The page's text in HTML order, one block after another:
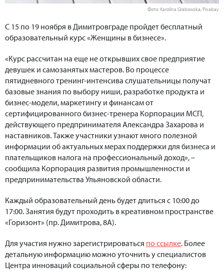
Фото: Karolina Grabowska, Pixabay
С 15 по 19 ноября в Димитровграде пройдет бесплатный
образовательный курс «Женщины в бизнесе».
«Курс рассчитан на еще не открывших свое предприятие
девушек и самозанятых мастеров. Во процессе
пятидневного тренинг-интенсива слушательницы получат
базовые знания по выбору ниши, разработке продукта и
бизнес-модели, маркетингу и финансам от
сертифицированного бизнес-тренера Корпорации МСП,
действующего предпринимателя Александра Захарова и
наставников. Также участники узнают много полезной
информации об актуальных мерах поддержки для бизнеса и
плательщиков налога на профессиональный доход», –
сообщила Корпорация развития промышленности и
предпринимательства Ульяновской области.
Каждый образовательный день будет длиться с 10:00 до
17:00. Занятия будут проходить в креативном пространстве
«Горизонт» (пр. Димитрова, 8А).
Для участия нужно зарегистрироваться по ссылке. Более
детальную информацию можно уточнить у специалистов
Центра инноваций социальной сферы по телефону: